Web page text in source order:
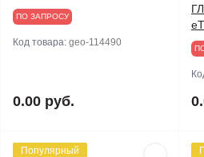
ПО ЗАПРОСУ
Код товара: geo-114490
0.00 руб.
Популярный